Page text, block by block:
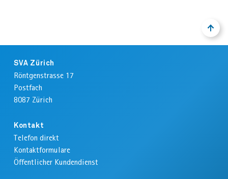
NACH
OBEN
ZUM
SVA Zürich
Röntgenstrasse 17
Postfach
8087 Zürich
Kontakt
Telefon direkt
Kontaktformulare
Öffentlicher Kundendienst